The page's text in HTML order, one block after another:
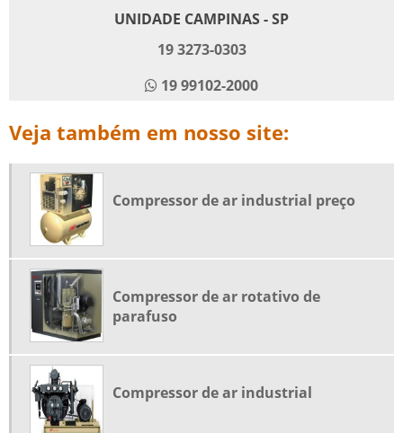
VENDA DE COMPRESSOR DE AR USADO EM CAMPINAS
VENDA DE COMPRESSOR DE AR USADO EM MANAUS
COMPRESSOR DE AR ISENTO DE ÓLEO
TESTE HIDROSTÁTICO NR13
TESTE HIDROSTÁTICO EM COMPRESSORES
TESTE HIDROSTÁTICO CAMPINAS
AUDITORIA AR COMPRIMIDO
COMPRESSOR DE AR INDUSTRIAL PREÇO
FILTRO PARA LINHA DE AR COMPRIMIDO
CONSERTO DE COMPRESSOR DE AR SP
INSPEÇÃO EM VASOS DE PRESSÃO
UNIDADE CAMPINAS - SP
19 3273-0303
19 99102-2000
Veja também em nosso site:
Compressor de ar industrial preço
Compressor de ar rotativo de
parafuso
Compressor de ar industrial